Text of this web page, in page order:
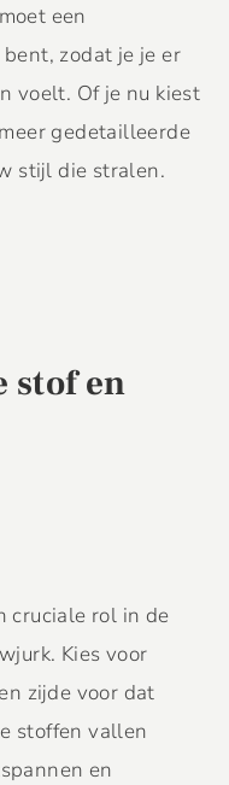
een
zodat je je er
voelt. Of je nu kiest
gedetailleerde
stijl die stralen.
stof en
cruciale rol in de
Kies voor
zijde voor dat
stoffen vallen
en